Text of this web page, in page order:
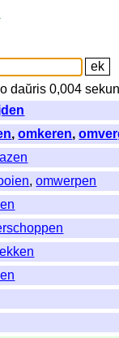
daŭris 0,004
,omkeren,
,omwerpen